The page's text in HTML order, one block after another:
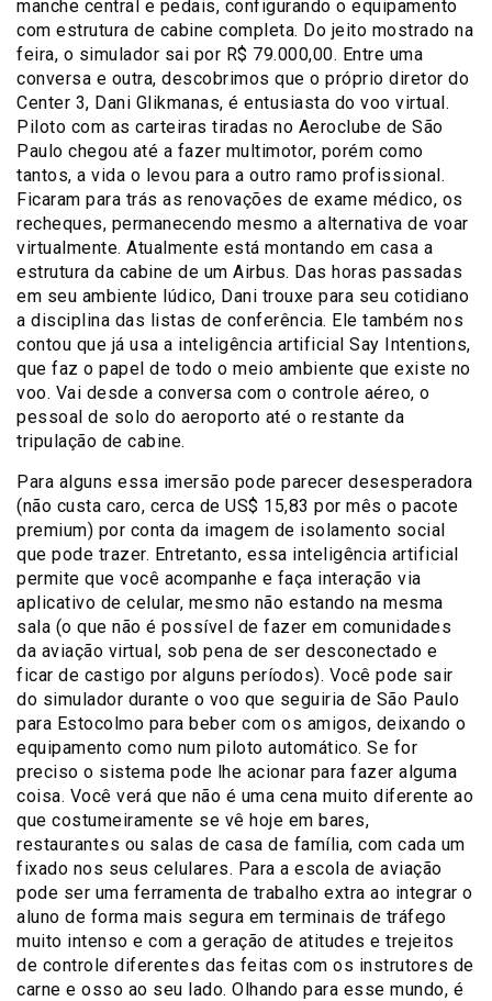
manche central e pedais, configurando o equipamento
com estrutura de cabine completa. Do jeito mostrado na
feira, o simulador sai por R$ 79.000,00. Entre uma
conversa e outra, descobrimos que o próprio diretor do
Center 3, Dani Glikmanas, é entusiasta do voo virtual.
Piloto com as carteiras tiradas no Aeroclube de São
Paulo chegou até a fazer multimotor, porém como
tantos, a vida o levou para a outro ramo profissional.
Ficaram para trás as renovações de exame médico, os
recheques, permanecendo mesmo a alternativa de voar
virtualmente. Atualmente está montando em casa a
estrutura da cabine de um Airbus. Das horas passadas
em seu ambiente lúdico, Dani trouxe para seu cotidiano
a disciplina das listas de conferência. Ele também nos
contou que já usa a inteligência artificial Say Intentions,
que faz o papel de todo o meio ambiente que existe no
voo. Vai desde a conversa com o controle aéreo, o
pessoal de solo do aeroporto até o restante da
tripulação de cabine.
Para alguns essa imersão pode parecer desesperadora
(não custa caro, cerca de US$ 15,83 por mês o pacote
premium) por conta da imagem de isolamento social
que pode trazer. Entretanto, essa inteligência artificial
permite que você acompanhe e faça interação via
aplicativo de celular, mesmo não estando na mesma
sala (o que não é possível de fazer em comunidades
da aviação virtual, sob pena de ser desconectado e
ficar de castigo por alguns períodos). Você pode sair
do simulador durante o voo que seguiria de São Paulo
para Estocolmo para beber com os amigos, deixando o
equipamento como num piloto automático. Se for
preciso o sistema pode lhe acionar para fazer alguma
coisa. Você verá que não é uma cena muito diferente ao
que costumeiramente se vê hoje em bares,
restaurantes ou salas de casa de família, com cada um
fixado nos seus celulares. Para a escola de aviação
pode ser uma ferramenta de trabalho extra ao integrar o
aluno de forma mais segura em terminais de tráfego
muito intenso e com a geração de atitudes e trejeitos
de controle diferentes das feitas com os instrutores de
carne e osso ao seu lado. Olhando para esse mundo, é